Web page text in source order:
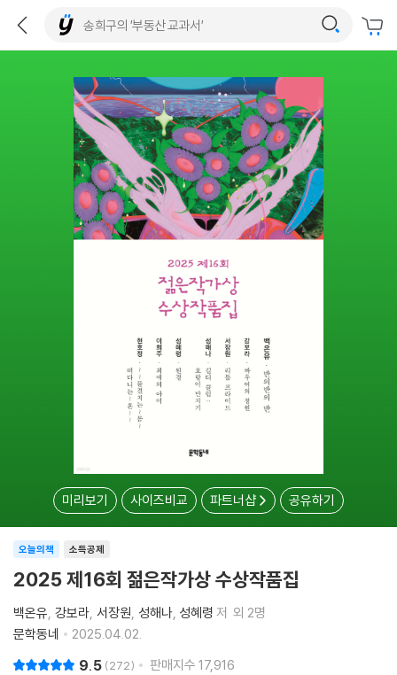
미리보기 사이즈비교 파트너샵 공유하기
소득공제
오늘의책
2025 제16회 젊은작가상 수상작품집
백온유 강보라 서장원 성해나 성혜령 저 외 2명
문학동네
2025.04.02.
9.5 272 판매지수 17,916